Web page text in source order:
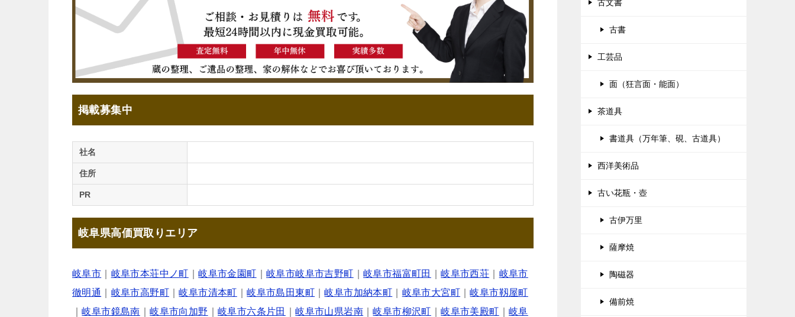
掲載募集中
社名
住所
PR
岐阜県高価買取りエリア
岐阜市 岐阜市本荘中ノ町 ｜岐阜市金園町 ｜岐阜市岐阜市吉野町 ｜岐阜市福富町田 ｜岐阜市西荘
岐阜市
徹明通
岐阜市高野町 ｜岐阜市清本町 ｜岐阜市島田東町 ｜岐阜市加納本町 岐阜市大宮町 ｜岐阜市靱屋町
｜岐阜市鏡島南 ｜岐阜市向加野 ｜岐阜市六条片田 ｜岐阜市山県岩南 ｜岐阜市柳沢町 ｜岐阜市美殿町 ｜岐阜
古文書
古書
工芸品
面（狂言面・能面）
茶道具
書道具（万年筆、硯、古道具）
西洋美術品
古い花瓶・壺
古伊万里
薩摩焼
陶磁器
備前焼